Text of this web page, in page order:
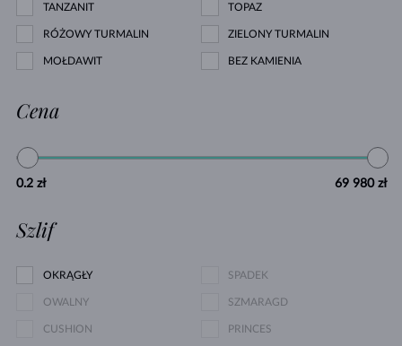
TANZANIT TOPAZ
RÓŻOWY TURMALIN ZIELONY TURMALIN
MOŁDAWIT BEZ KAMIENIA
Cena
0.2 zł 69 980 zł
Szlif
OKRĄGŁY SPADEK
OWALNY SZMARAGD
CUSHION PRINCES